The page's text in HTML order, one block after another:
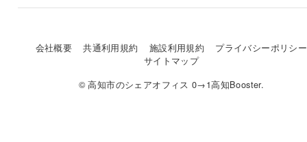
会社概要 共通利用規約 施設利用規約
プライバシーポリシー
サイトマップ
© 高知市のシェアオフィス 0→1高知Booster.